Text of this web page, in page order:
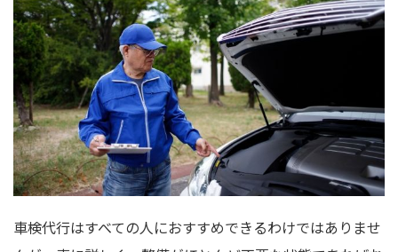
車検代行はすべての人におすすめできるわけではありませ